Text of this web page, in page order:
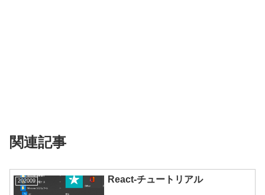
関連記事
202009 React-チュートリアル